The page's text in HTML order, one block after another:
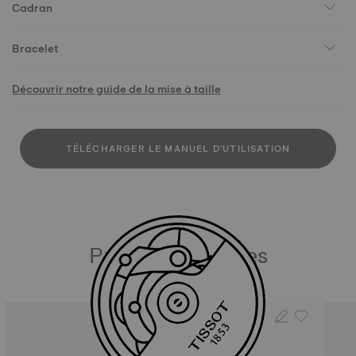
Cadran
Bracelet
Découvrir notre guide de la mise à taille
TÉLÉCHARGER LE MANUEL D'UTILISATION
Produits similaires